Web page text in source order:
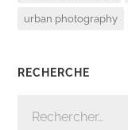
urban photography
RECHERCHE